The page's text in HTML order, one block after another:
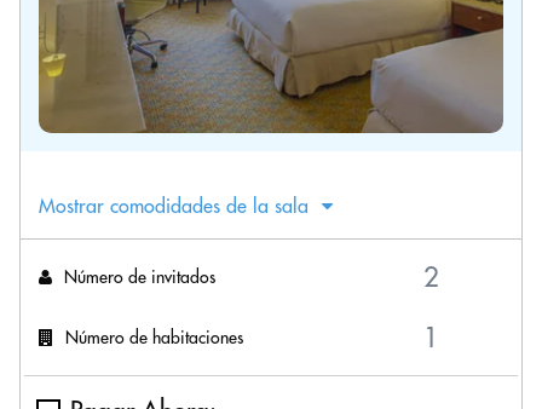
Mostrar comodidades de la sala
Número de invitados
Número de habitaciones